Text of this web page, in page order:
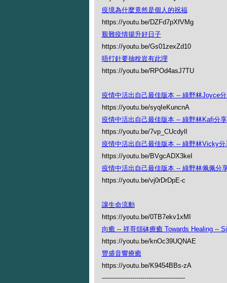
疫境為什麼竟然是個人的祝福
https://youtu.be/DZFd7pXfVMg
艱難疫情揚升好日子
https://youtu.be/Gs01zexZd10
唔打針要抽稅豈有此理
https://youtu.be/RPOd4asJ7TU
疫情中活出自己最佳版本 -- 綠野林Joyce
https://youtu.be/syqIeKuncnA
疫情中活出自己最佳版本 -- 綠野林Kafi分享
https://youtu.be/7vp_CUcdylI
疫情中活出自己最佳版本 -- 綠野林Vicky分
https://youtu.be/BVgcADX3keI
疫情中活出自己最佳版本 -- 綠野林佩佩分
https://youtu.be/vj0rDrDpE-c
讓生命流動
https://youtu.be/0TB7ekv1xMI
向癒 -- 祥哥頌砵療癒 Towards Healing --
https://youtu.be/knOc39UQNAE
豐盛音響療癒
https://youtu.be/K9454BBs-zA
-----------------------------------------